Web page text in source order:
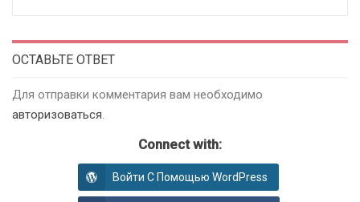
ОСТАВЬТЕ ОТВЕТ
Для отправки комментария вам необходимо
авторизоваться.
Connect with:
Войти С Помощью WordPress